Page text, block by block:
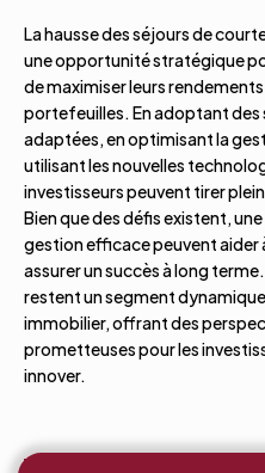
La hausse des séjours de
une opportunité stratégique
de maximiser leurs
portefeuilles. En adoptant
adaptées, en optimisant la
utilisant les nouvelles
investisseurs peuvent tirer
Bien que des défis existent,
gestion efficace peuvent aider
assurer un succès à long
restent un segment
immobilier, offrant des
prometteuses pour les
innover.